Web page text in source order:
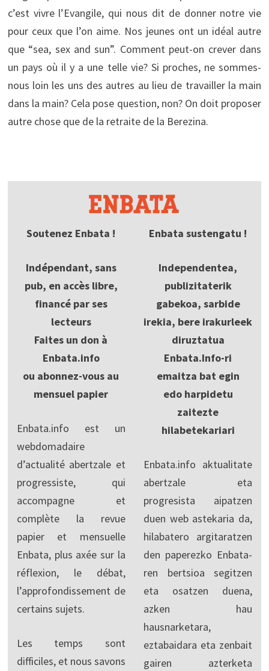
c’est vivre l’Evangile, qui nous dit de donner notre vie
pour ceux que l’on aime. Nos jeunes ont un idéal autre
que “sea, sex and sun”. Comment peut-on crever dans
un pays où il y a une telle vie? Si proches, ne sommes-
nous loin les uns des autres au lieu de travailler la main
dans la main? Cela pose question, non? On doit proposer
autre chose que de la retraite de la Berezina.
Soutenez Enbata !
Indépendant, sans
pub, en accès libre,
financé par ses
lecteurs
Faites un don à
Enbata.info
ou abonnez-vous au
mensuel papier
Enbata.info est un
webdomadaire
d’actualité abertzale et
progressiste, qui
accompagne et
complète la revue
papier et mensuelle
Enbata, plus axée sur la
réflexion, le débat,
l’approfondissement de
certains sujets.
Les temps sont
difficiles, et nous savons
Enbata sustengatu !
Independentea,
publizitaterik
gabekoa, sarbide
irekia, bere irakurleek
diruztatua
Enbata.Info-ri
emaitza bat egin
edo harpidetu
zaitezte
hilabetekariari
Enbata.info aktualitate
abertzale eta
progresista aipatzen
duen web astekaria da,
hilabatero argitaratzen
den paperezko Enbata-
ren bertsioa segitzen
eta osatzen duena,
azken hau
hausnarketara,
eztabaidara eta zenbait
gairen azterketa